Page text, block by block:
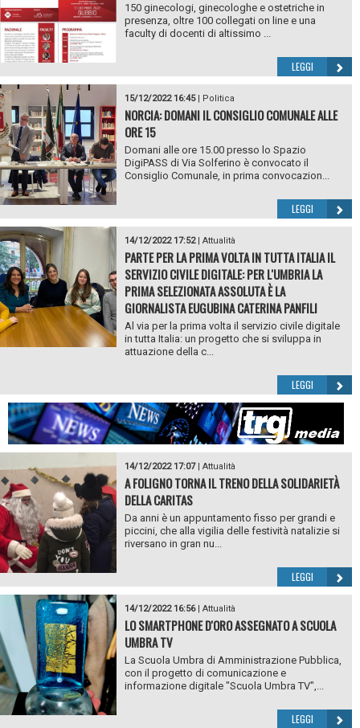
150 ginecologi, ginecologhe e ostetriche in
presenza, oltre 100 collegati on line e una
faculty di docenti di altissimo ...
LEGGI
15/12/2022 16:45| Politica
NORCIA: DOMANI IL CONSIGLIO COMUNALE ALLE
ORE 15
Domani alle ore 15.00 presso lo Spazio
DigiPASS di Via Solferino è convocato il
Consiglio Comunale, in prima convocazion...
LEGGI
14/12/2022 17:52| Attualità
PARTE PER LA PRIMA VOLTA IN TUTTA ITALIA IL
SERVIZIO CIVILE DIGITALE: PER L'UMBRIA LA
PRIMA SELEZIONATA ASSOLUTA È LA
GIORNALISTA EUGUBINA CATERINA PANFILI
Al via per la prima volta il servizio civile digitale
in tutta Italia: un progetto che si sviluppa in
attuazione della c...
LEGGI
14/12/2022 17:07| Attualità
A FOLIGNO TORNA IL TRENO DELLA SOLIDARIETÀ
DELLA CARITAS
Da anni è un appuntamento fisso per grandi e
piccini, che alla vigilia delle festività natalizie si
riversano in gran nu...
LEGGI
14/12/2022 16:56| Attualità
LO SMARTPHONE D'ORO ASSEGNATO A SCUOLA
UMBRA TV
La Scuola Umbra di Amministrazione Pubblica,
con il progetto di comunicazione e
informazione digitale "Scuola Umbra TV",...
LEGGI